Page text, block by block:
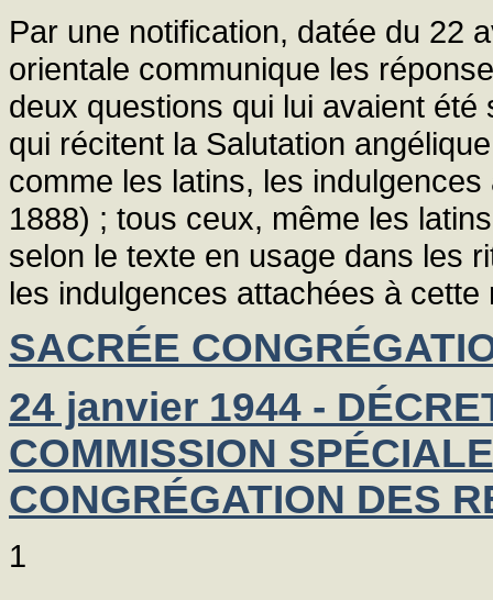
Par une notification, datée du 22
orientale communique les
deux questions qui lui avaient
qui récitent la Salutation
comme les latins, les
1888) ; tous ceux, même les
selon le texte en usage dans les
les indulgences attachées à cette
SACRÉE
24 janvier 1944 -
COMMISSION
CONGRÉGATION DES
1